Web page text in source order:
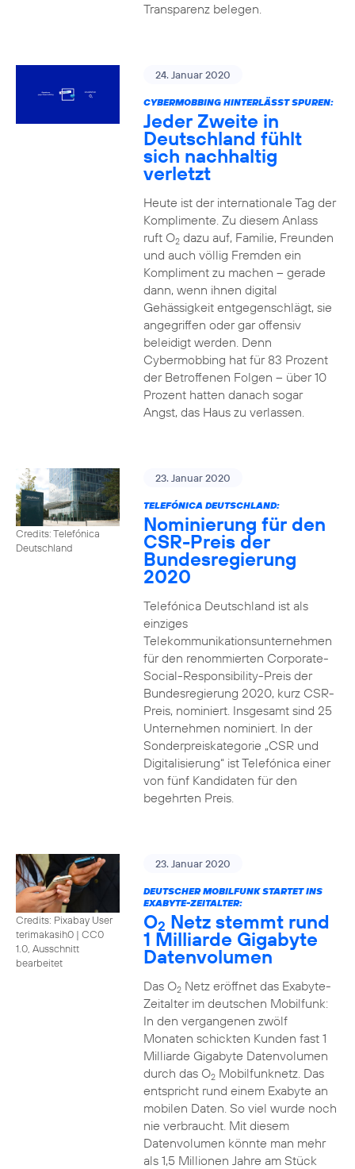
Transparenz belegen.
24. Januar 2020
CYBERMOBBING HINTERLÄSST SPUREN:
Jeder Zweite in
Deutschland fühlt
sich nachhaltig
verletzt
Heute ist der internationale Tag der
Komplimente. Zu diesem Anlass
ruft O2dazu auf, Familie, Freunden
und auch völlig Fremden ein
Kompliment zu machen – gerade
dann, wenn ihnen digital
Gehässigkeit entgegenschlägt, sie
angegriffen oder gar offensiv
beleidigt werden. Denn
Cybermobbing hat für 83 Prozent
der Betroffenen Folgen – über 10
Prozent hatten danach sogar
Angst, das Haus zu verlassen.
Credits: Telefónica
Deutschland
23. Januar 2020
TELEFÓNICA DEUTSCHLAND:
Nominierung für den
CSR-Preis der
Bundesregierung
2020
Telefónica Deutschland ist als
einziges
Telekommunikationsunternehmen
für den renommierten Corporate-
Social-Responsibility-Preis der
Bundesregierung 2020, kurz CSR-
Preis, nominiert. Insgesamt sind 25
Unternehmen nominiert. In der
Sonderpreiskategorie „CSR und
Digitalisierung“ ist Telefónica einer
von fünf Kandidaten für den
begehrten Preis.
Credits: Pixabay User
terimakasih0 | CC0
1.0, Ausschnitt
bearbeitet
23. Januar 2020
DEUTSCHER MOBILFUNK STARTET INS
EXABYTE-ZEITALTER:
O2 Netz stemmt rund
1 Milliarde Gigabyte
Datenvolumen
Das O2Netz eröffnet das Exabyte-
Zeitalter im deutschen Mobilfunk:
In den vergangenen zwölf
Monaten schickten Kunden fast 1
Milliarde Gigabyte Datenvolumen
durch das O2Mobilfunknetz. Das
entspricht rund einem Exabyte an
mobilen Daten. So viel wurde noch
nie verbraucht. Mit diesem
Datenvolumen könnte man mehr
als 1,5 Millionen Jahre am Stück